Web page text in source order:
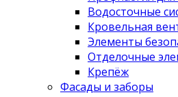
Водосточные
Кровельная
Элементы
Отделочные
Крепёж
Фасады и заборы